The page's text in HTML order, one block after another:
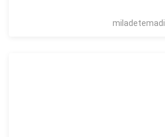
miladetemadi